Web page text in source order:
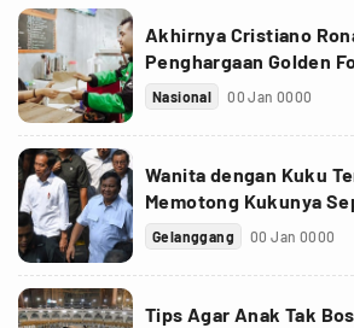
Akhirnya Cristiano
Penghargaan Golden
Nasional 00 Jan 0000
Wanita dengan Kuku
Memotong Kukunya
Gelanggang 00 Jan 0000
Tips Agar Anak Tak